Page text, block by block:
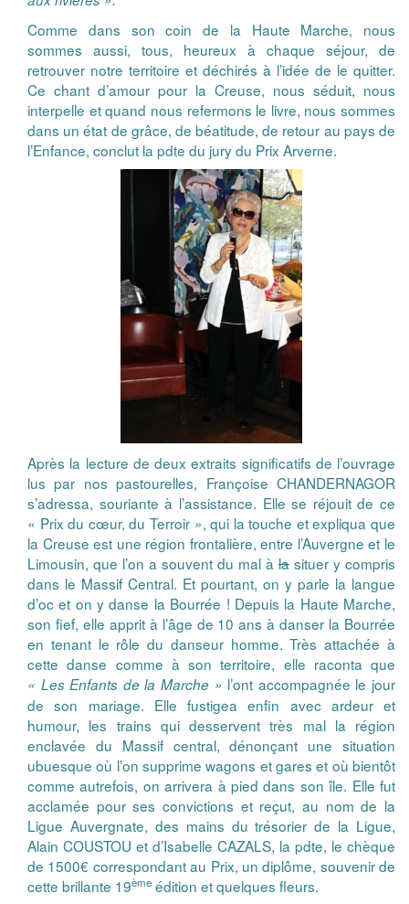
Comme dans son coin de la Haute Marche, nous
sommes aussi, tous, heureux à chaque séjour, de
retrouver notre territoire et déchirés à l’idée de le quitter.
Ce chant d’amour pour la Creuse, nous séduit, nous
interpelle et quand nous refermons le livre, nous sommes
dans un état de grâce, de béatitude, de retour au pays de
l’Enfance, conclut la pdte du jury du Prix Arverne.
Après la lecture de deux extraits significatifs de l’ouvrage
lus par nos pastourelles, Françoise CHANDERNAGOR
s’adressa, souriante à l’assistance. Elle se réjouit de ce
« Prix du cœur, du Terroir », qui la touche et expliqua que
la Creuse est une région frontalière, entre l’Auvergne et le
Limousin, que l’on a souvent du mal à la situer y compris
dans le Massif Central. Et pourtant, on y parle la langue
d’oc et on y danse la Bourrée ! Depuis la Haute Marche,
son fief, elle apprit à l’âge de 10 ans à danser la Bourrée
en tenant le rôle du danseur homme. Très attachée à
cette danse comme à son territoire, elle raconta que
« Les Enfants de la Marche » l’ont accompagnée le jour
de son mariage. Elle fustigea enfin avec ardeur et
humour, les trains qui desservent très mal la région
enclavée du Massif central, dénonçant une situation
ubuesque où l’on supprime wagons et gares et où bientôt
comme autrefois, on arrivera à pied dans son île. Elle fut
acclamée pour ses convictions et reçut, au nom de la
Ligue Auvergnate, des mains du trésorier de la Ligue,
Alain COUSTOU et d’Isabelle CAZALS, la pdte, le chèque
de 1500€ correspondant au Prix, un diplôme, souvenir de
cette brillante 19ème édition et quelques fleurs.